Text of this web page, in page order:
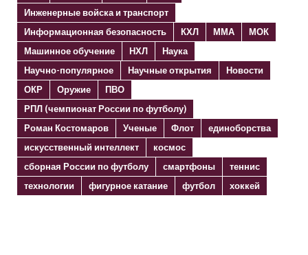
Инженерные войска и транспорт
Информационная безопасность
КХЛ ММА
МОК
Машинное обучение
НХЛ
Наука
Научно-популярное
Научные открытия
Новости
ОКР
Оружие
ПВО
РПЛ (чемпионат России по футболу)
Роман Костомаров
Ученые Флот
единоборства
искусственный интеллект
космос
сборная России по футболу
смартфоны
теннис
технологии
фигурное катание футбол хоккей